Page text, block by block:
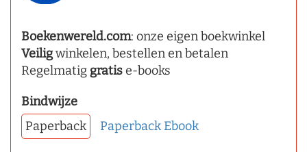
Boekenwereld.com: onze eigen boekwinkel
Veiligwinkelen, bestellen en betalen
Regelmatig gratise-books
Bindwijze
Paperback
Paperback Ebook